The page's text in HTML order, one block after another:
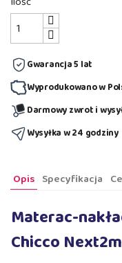
Gwarancja 5 lat
Wyprodukowano w
Darmowy zwrot i
Wysyłka w 24 godziny
Opis Specyfikacja
Materac-
Chicco